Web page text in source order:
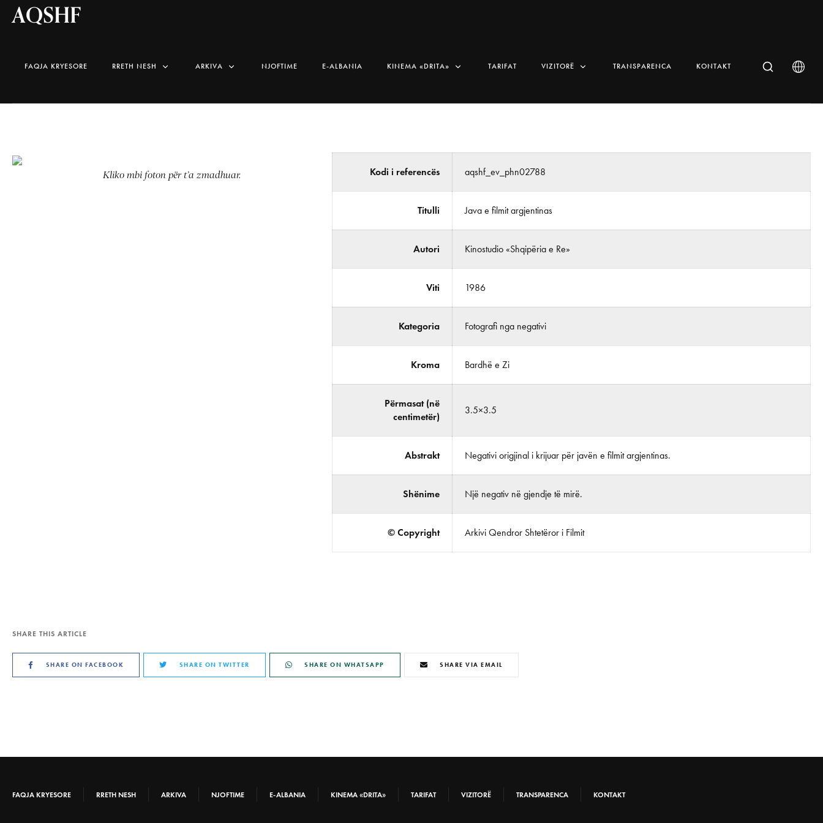
AQSHF
FAQJA KRYESORE RRETH NESH ARKIVA NJOFTIME E-ALBANIA KINEMA «DRITA» TARIFAT VIZITORË TRANSPARENCA KONTAKT
Kliko mbi foton për t’a zmadhuar. Kodi i referencës aqshf_ev_phn02788
Titulli Java e filmit argjentinas
Autori Kinostudio «Shqipëria e Re»
Viti 1986
Kategoria Fotografi nga negativi
Kroma Bardhë e Zi
Përmasat (në
centimetër)
3.5×3.5
Abstrakt Negativi origjinal i krijuar për javën e filmit argjentinas.
Shënime Një negativ në gjendje të mirë.
© Copyright Arkivi Qendror Shtetëror i Filmit
SHARE THIS ARTICLE
SHARE ON FACEBOOK SHARE ON TWITTER SHARE ON WHATSAPP SHARE VIA EMAIL
FAQJA KRYESORE RRETH NESH ARKIVA NJOFTIME E-ALBANIA KINEMA «DRITA» TARIFAT VIZITORË TRANSPARENCA KONTAKT